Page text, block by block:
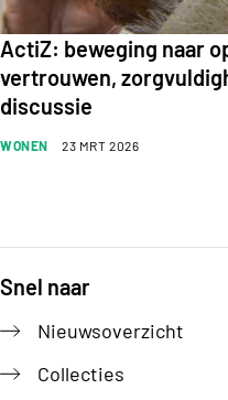
WONEN 23 MRT 2026
ActiZ: beweging naar
vertrouwen,
discussie
Snel naar
Nieuwsoverzicht
Collecties